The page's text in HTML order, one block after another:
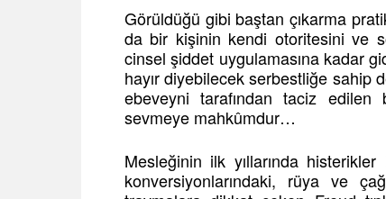
Görüldüğü gibi baştan çıkarma
da bir kişinin kendi otoritesini ve
cinsel şiddet uygulamasına kadar
hayır diyebilecek serbestliğe sahip
ebeveyni tarafından taciz
sevmeye mahkûmdur…
Mesleğinin ilk yıllarında
konversiyonlarındaki, rüya ve